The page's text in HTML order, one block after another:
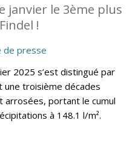
janvier le 3ème plus
!
de presse
2025 s’est distingué par
une troisième décades
arrosées, portant le cumul
à 148.1 l/m².